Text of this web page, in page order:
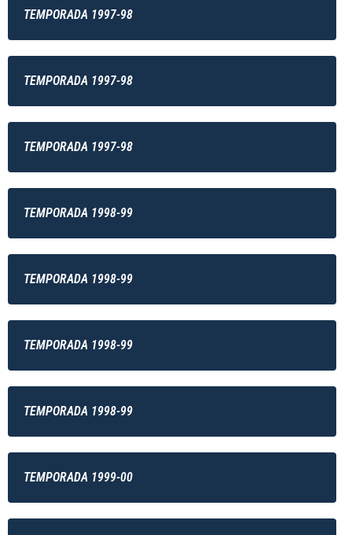
TEMPORADA 1997-98
TEMPORADA 1997-98
TEMPORADA 1997-98
TEMPORADA 1998-99
TEMPORADA 1998-99
TEMPORADA 1998-99
TEMPORADA 1998-99
TEMPORADA 1999-00